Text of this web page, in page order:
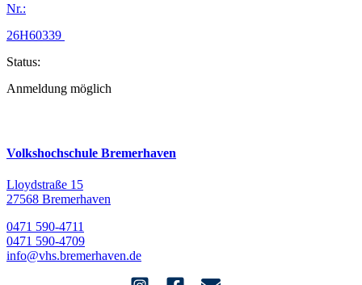
Nr.:
26H60339
Status:
Anmeldung möglich
Volkshochschule Bremerhaven
Lloydstraße 15
27568 Bremerhaven
0471 590-4711
0471 590-4709
info@vhs.bremerhaven.de